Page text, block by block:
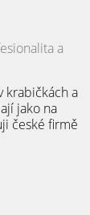
a
krabičkách a
jako na
české firmě